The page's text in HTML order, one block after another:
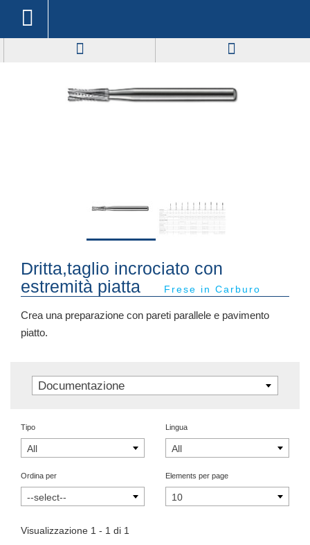
Dritta,taglio incrociato con
estremità piatta
Frese in Carburo
Crea una preparazione con pareti parallele e pavimento
piatto.
Documentazione
Tipo
All
Lingua
All
Ordina per
--select--
Elements per page
10
Visualizzazione 1 - 1 di 1